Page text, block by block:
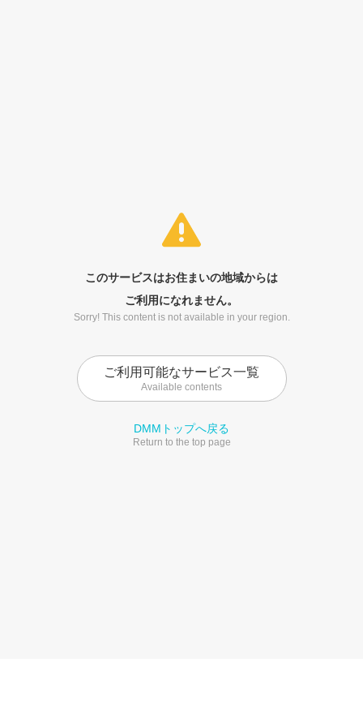
このサービスはお住まいの地域からは
ご利用になれません。
Sorry! This content is not available in your region.
ご利用可能なサービス一覧
Available contents
DMMトップへ戻る
Return to the top page